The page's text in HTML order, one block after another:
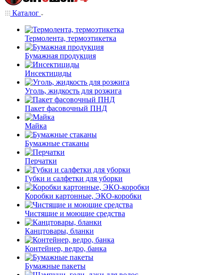
Каталог
Термолента, термоэтикетка
Бумажная продукция
Инсектициды
Уголь, жидкость для розжига
Пакет фасовочный ПНД
Майка
Бумажные стаканы
Перчатки
Губки и салфетки для уборки
Коробки картонные, ЭКО-коробки
Чистящие и моющие средства
Канцтовары, бланки
Контейнер, ведро, банка
Бумажные пакеты